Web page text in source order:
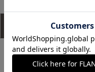
アイテム説明
Maglie le cassetto×曽田